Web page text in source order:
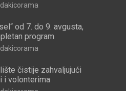
dakicorama
od 7. do 9. avgusta,
program
dakicorama
čistije zahvaljujući
i volonterima